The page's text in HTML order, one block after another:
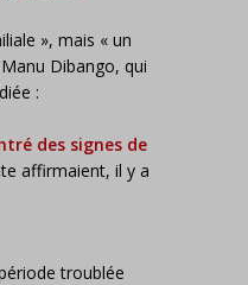
», mais « un
Dibango, qui
:
des signes de
affirmaient, il y a
troublée